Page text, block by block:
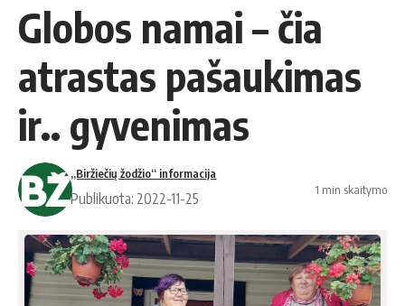
Globos namai – čia
atrastas pašaukimas
ir.. gyvenimas
„Biržiečių žodžio“ informacija
Publikuota: 2022-11-25
1 min skaitymo